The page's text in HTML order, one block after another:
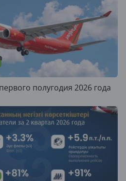
полугодия 2026 года